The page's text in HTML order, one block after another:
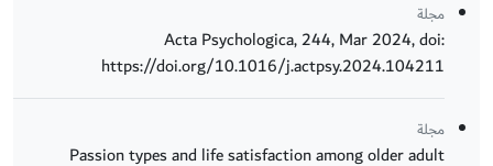
مجلة
Acta Psychologica, 244, Mar 2024, doi:
https://doi.org/10.1016/j.actpsy.2024.104211
مجلة
Passion types and life satisfaction among older adult